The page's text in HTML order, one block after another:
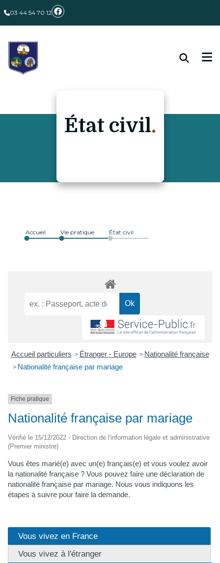
03 44 54 70 12
État civil
Accueil Vie pratique État civil
Accueil particuliers > Étranger - Europe > Nationalité française
> Nationalité française par mariage
Fiche pratique
Nationalité française par mariage
Vérifié le 15/12/2022 - Direction de l'information légale et administrative
(Premier ministre)
Vous êtes marié(e) avec un(e) français(e) et vous voulez avoir
la nationalité française ? Vous pouvez faire une déclaration de
nationalité française par mariage. Nous vous indiquons les
étapes à suivre pour faire la demande.
Vous vivez en France
Vous vivez à l'étranger